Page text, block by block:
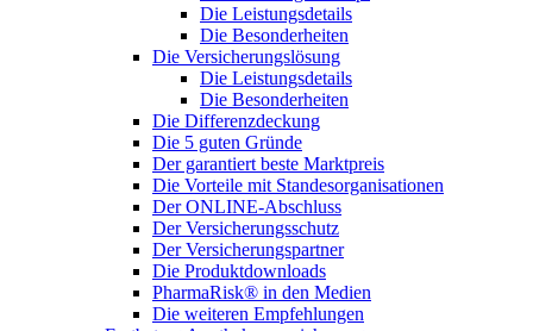
Die Leistungsdetails
Die Besonderheiten
Die Versicherungslösung
Die Leistungsdetails
Die Besonderheiten
Die Differenzdeckung
Die 5 guten Gründe
Der garantiert beste Marktpreis
Die Vorteile mit Standesorganisationen
Der ONLINE-Abschluss
Der Versicherungsschutz
Der Versicherungspartner
Die Produktdownloads
PharmaRisk® in den Medien
Die weiteren Empfehlungen